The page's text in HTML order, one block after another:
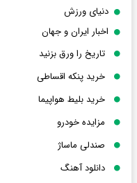
دنیای ورزش
اخبار ایران و جهان
تاریخ را ورق بزنید
خرید پنکه اقساطی
خرید بلیط هواپیما
مزایده خودرو
صندلی ماساژ
دانلود آهنگ